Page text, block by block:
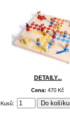
DETAILY...
Cena:470 Kč
Kusů: